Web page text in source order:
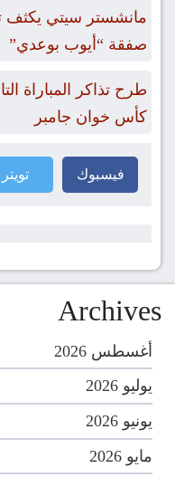
مانشستر سيتي يكثف
صفقة “أيوب بوعدي”
طرح تذاكر المباراة
كأس خوان جامبر
فيسبوك تويتر
Archives
أغسطس 2026
يوليو 2026
يونيو 2026
مايو 2026